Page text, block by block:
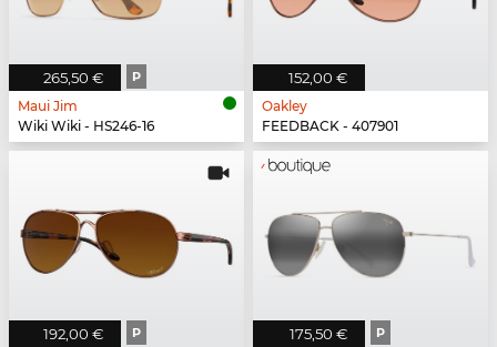
265,50 € P
Maui Jim
Wiki Wiki - HS246-16
152,00 €
Oakley
FEEDBACK - 407901
192,00 € P 175,50 € P